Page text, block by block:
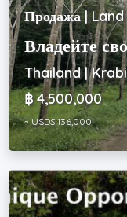
Продажа | Land
Владейте
Thailand | Krabi
฿ 4,500,000
~ USD$ 136,000